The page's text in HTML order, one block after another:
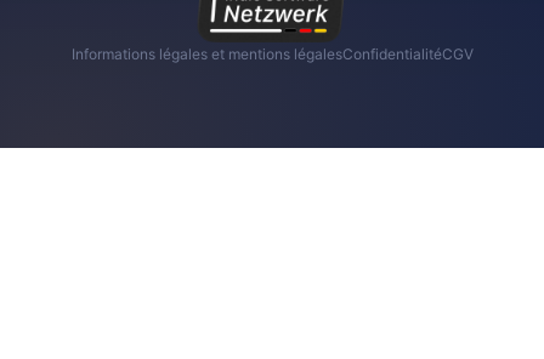
Informations légales et mentions légalesConfidentialitéCGV